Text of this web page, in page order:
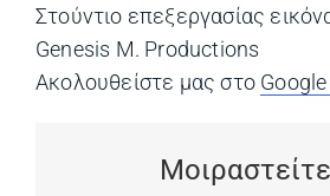
Στούντιο επεξεργασίας
Genesis M. Productions
Ακολουθείστε μας στο